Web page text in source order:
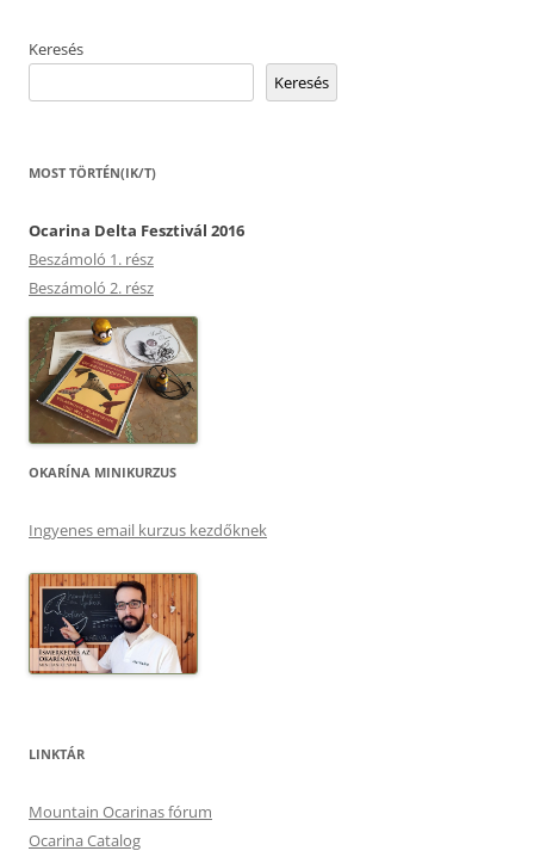
Keresés
Keresés
MOST TÖRTÉN(IK/T)
Ocarina Delta Fesztivál 2016
Beszámoló 1. rész
Beszámoló 2. rész
OKARÍNA MINIKURZUS
Ingyenes email kurzus kezdőknek
LINKTÁR
Mountain Ocarinas fórum
Ocarina Catalog